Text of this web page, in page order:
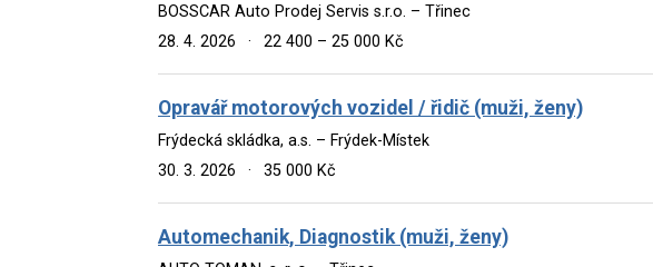
BOSSCAR Auto Prodej Servis s.r.o. – Třinec
28. 4. 2026
· 22 400 – 25 000 Kč
Opravář motorových vozidel / řidič (muži, ženy)
Frýdecká skládka, a.s. – Frýdek-Místek
30. 3. 2026
· 35 000 Kč
Automechanik, Diagnostik (muži, ženy)